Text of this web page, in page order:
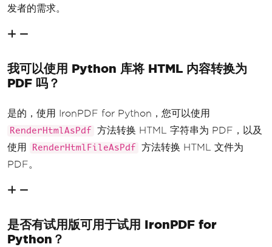
发者的需求。
我可以使用 Python 库将 HTML 内容转换为
PDF 吗？
是的，使用 IronPDF for Python，您可以使用
RenderHtmlAsPdf
方法转换 HTML 字符串为 PDF，以及
使用
RenderHtmlFileAsPdf
方法转换 HTML 文件为
PDF。
是否有试用版可用于试用 IronPDF for
Python？